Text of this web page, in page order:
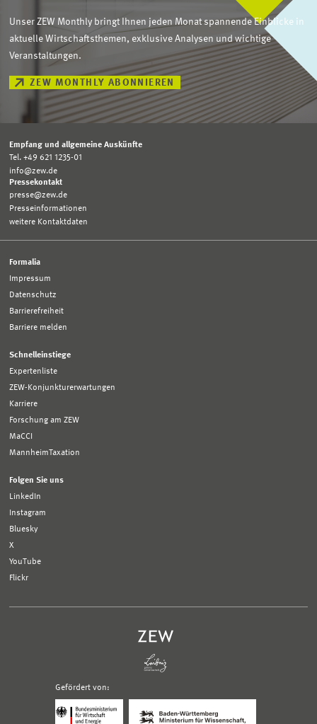
Unser ZEW Monthly bringt Ihnen jeden Monat spannende Einblicke in
aktuelle Wirtschaftsthemen, exklusive Analysen und wichtige
Veranstaltungen.
ZEW MONTHLY ABONNIEREN
Empfang und allgemeine Auskünfte
Tel. +49 621 1235-01
info@zew.de
Pressekontakt
presse@zew.de
Presseinformationen
weitere Kontaktdaten
Formalia
Impressum
Datenschutz
Barrierefreiheit
Barriere melden
Schnelleinstiege
Expertenliste
ZEW-Konjunkturerwartungen
Karriere
Forschung am ZEW
MaCCI
MannheimTaxation
Folgen Sie uns
LinkedIn
Instagram
Bluesky
X
YouTube
Flickr
Gefördert von:
Bundesministerium
Ministerium